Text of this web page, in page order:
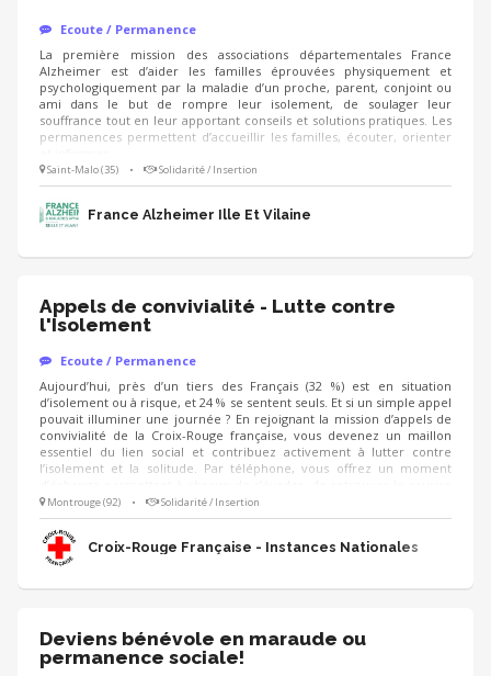
Ecoute / Permanence
La première mission des associations départementales France
Alzheimer est d’aider les familles éprouvées physiquement et
psychologiquement par la maladie d’un proche, parent, conjoint ou
ami dans le but de rompre leur isolement, de soulager leur
souffrance tout en leur apportant conseils et solutions pratiques. Les
permanences permettent d’accueillir les familles, écouter, orienter
Saint-Malo (35) • Solidarité / Insertion
France Alzheimer Ille Et Vilaine
Appels de convivialité - Lutte contre
l'Isolement
Ecoute / Permanence
Aujourd’hui, près d’un tiers des Français (32 %) est en situation
d’isolement ou à risque, et 24 % se sentent seuls. Et si un simple appel
pouvait illuminer une journée ? En rejoignant la mission d’appels de
convivialité de la Croix-Rouge française, vous devenez un maillon
essentiel du lien social et contribuez activement à lutter contre
l’isolement et la solitude. Par téléphone, vous offrez un moment
et de se sentir considéré. Cette mission s’adresse à toute personne
qui en ressent le besoin sans distinction : personnes âgées,
personnes en situation de handicap, aidants, parents isolés, jeunes,
personnes précaires, …
Montrouge (92) • Solidarité / Insertion
Croix-Rouge Française - Instances Nationales
Deviens bénévole en maraude ou
permanence sociale!